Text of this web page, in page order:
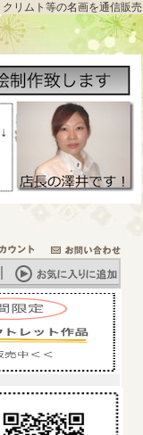
リムト等の名画を通信販売